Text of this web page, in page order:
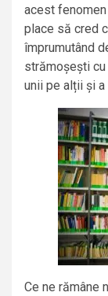
acest
place să cred
împrumutând
strămoșești cu
unii pe alții și
Ce ne rămâne